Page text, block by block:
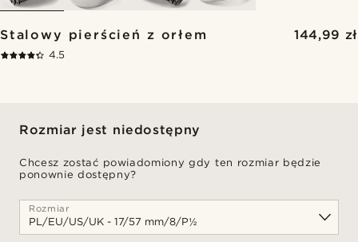
Stalowy pierścień z orłem 144,99 zł
4.5
Rozmiar jest niedostępny
Chcesz zostać powiadomiony gdy ten rozmiar będzie
ponownie dostępny?
Rozmiar